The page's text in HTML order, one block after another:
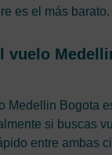
es el más barato.
vuelo
Medellin Bogota
si buscas
entre ambas